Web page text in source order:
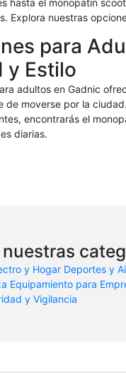
hasta el monopatín
Explora nuestras
para
y Estilo
adultos en Gadnic
de moverse por la
encontrarás el
diarias.
y Hogar Deportes y
Equipamiento para
y Vigilancia